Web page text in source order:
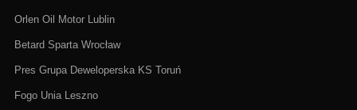
Orlen Oil Motor Lublin
Betard Sparta Wrocław
Pres Grupa Deweloperska KS Toruń
Fogo Unia Leszno